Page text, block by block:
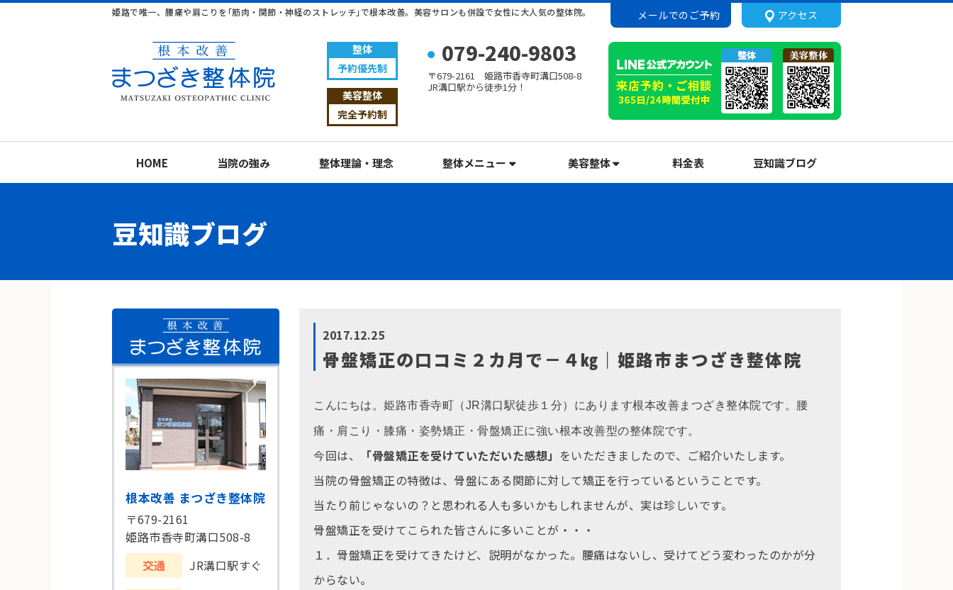
姫路で唯一、腰痛や肩こりを｢筋肉・関節・神経のストレッチ｣で根本改善。美容サロンも併設で女性に大人気の整体院。 メールでのご予約 アクセス
整体
予約優先制
美容整体
完全予約制
079-240-9803
〒679-2161 姫路市香寺町溝口508-8
JR溝口駅から徒歩1分！
HOME 当院の強み 整体理論・理念 整体メニュー 美容整体 料金表 豆知識ブログ
豆知識ブログ
2017.12.25
骨盤矯正の口コミ２カ月で－４㎏｜姫路市まつざき整体院
こんにちは。姫路市香寺町（JR溝口駅徒歩１分）にあります根本改善まつざき整体院です。腰
痛・肩こり・膝痛・姿勢矯正・骨盤矯正に強い根本改善型の整体院です。
今回は、 「骨盤矯正を受けていただいた感想」 をいただきましたので、ご紹介いたします。
当院の骨盤矯正の特徴は、骨盤にある関節に対して矯正を行っているということです。
当たり前じゃないの？と思われる人も多いかもしれませんが、実は珍しいです。
骨盤矯正を受けてこられた皆さんに多いことが・・・
１．骨盤矯正を受けてきたけど、説明がなかった。腰痛はないし、受けてどう変わったのかが分
からない。
根本改善 まつざき整体院
〒679-2161
姫路市香寺町溝口508-8
交通
JR溝口駅すぐ